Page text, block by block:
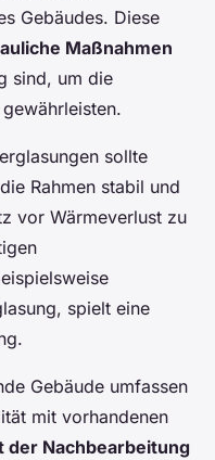
Gebäudes. Diese
Maßnahmen
sind, um die
sollte
Rahmen stabil und
vor Wärmeverlust zu
spielt eine
Gebäude umfassen
mit vorhandenen
der Nachbearbeitung